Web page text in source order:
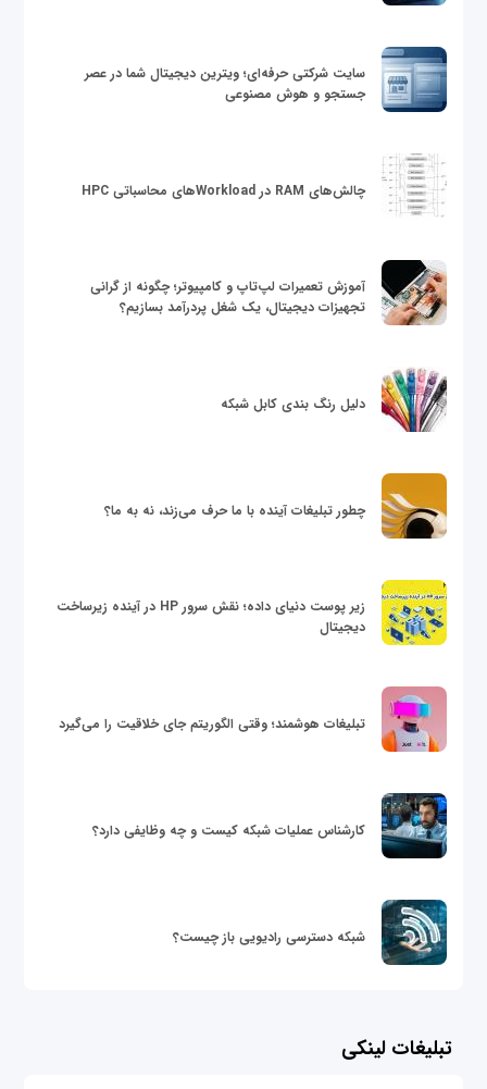
سایت شرکتی حرفه‌ای؛ ویترین دیجیتال شما در عصر
جستجو و هوش مصنوعی
چالش‌های RAM در Workloadهای محاسباتی HPC
آموزش تعمیرات لپ‌تاپ و کامپیوتر؛ چگونه از گرانی
تجهیزات دیجیتال، یک شغل پردرآمد بسازیم؟
دلیل رنگ بندی کابل شبکه
چطور تبلیغات آینده با ما حرف می‌زند، نه به ما؟
زیر پوست دنیای داده؛ نقش سرور HP در آینده زیرساخت
دیجیتال
تبلیغات هوشمند؛ وقتی الگوریتم جای خلاقیت را می‌گیرد
کارشناس عملیات شبکه کیست و چه وظایفی دارد؟
شبکه دسترسی رادیویی باز چیست؟
تبلیغات لینکی